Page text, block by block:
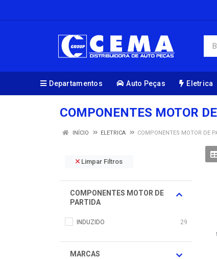
Departamentos Auto Peças Eletrica
COMPONENTES MOTOR
INÍCIO ELETRICA COMPONENTES MOTOR DE
Limpar Filtros
COMPONENTES MOTOR DE
PARTIDA
INDUZIDO 29
MARCAS